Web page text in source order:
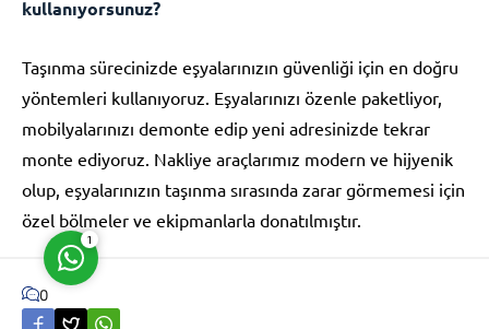
kullanıyorsunuz?
Taşınma sürecinizde eşyalarınızın güvenliği için en doğru
yöntemleri kullanıyoruz. Eşyalarınızı özenle paketliyor,
mobilyalarınızı demonte edip yeni adresinizde tekrar
monte ediyoruz. Nakliye araçlarımız modern ve hijyenik
olup, eşyalarınızın taşınma sırasında zarar görmemesi için
özel bölmeler ve ekipmanlarla donatılmıştır.
0
Müşteri Temsilcisi
Cevap Yaz
1